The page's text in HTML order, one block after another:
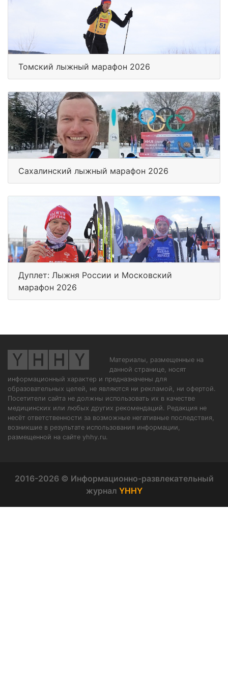
Томский лыжный марафон 2026
Сахалинский лыжный марафон 2026
Дуплет: Лыжня России и Московский
марафон 2026
Материалы, размещенные на
данной странице, носят
информационный характер и предназначены для
образовательных целей, не являются ни рекламой, ни офертой.
Посетители сайта не должны использовать их в качестве
медицинских или любых других рекомендаций. Редакция не
несёт ответственности за возможные негативные последствия,
возникшие в результате использования информации,
размещенной на сайте yhhy.ru.
2016-2026 © Информационно-развлекательный
журнал YHHY